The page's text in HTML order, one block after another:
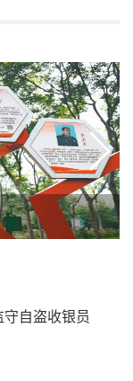
被截肢
守自盗收银员